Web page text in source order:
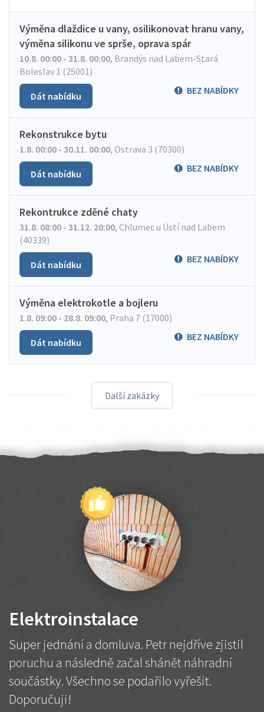
Výměna dlaždice u vany, osilikonovat hranu vany,
výměna silikonu ve sprše, oprava spár
10.8. 00:00 - 31.8. 00:00, Brandýs nad Labem-Stará
Boleslav 1 (25001)
BEZ NABÍDKY
Dát nabídku
Rekonstrukce bytu
1.8. 00:00 - 30.11. 00:00, Ostrava 3 (70300)
BEZ NABÍDKY
Dát nabídku
Rekontrukce zděné chaty
31.8. 08:00 - 31.12. 20:00, Chlumec u Ústí nad Labem
(40339)
BEZ NABÍDKY
Dát nabídku
Výměna elektrokotle a bojleru
1.8. 09:00 - 28.8. 09:00, Praha 7 (17000)
BEZ NABÍDKY
Dát nabídku
Další zakázky
Elektroinstalace
Super jednání a domluva. Petr nejdříve zjistil
poruchu a následně začal shánět náhradní
součástky. Všechno se podařilo vyřešit.
Doporučuji!